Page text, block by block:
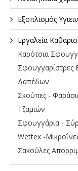
Εξοπλισμός
Εργαλεία
Καρότσια
Σφουγγαρίστρες
Δαπέδων
Σκούπες -
Τζαμιών
Σφουγγάρια -
Wettex -
Σακούλες